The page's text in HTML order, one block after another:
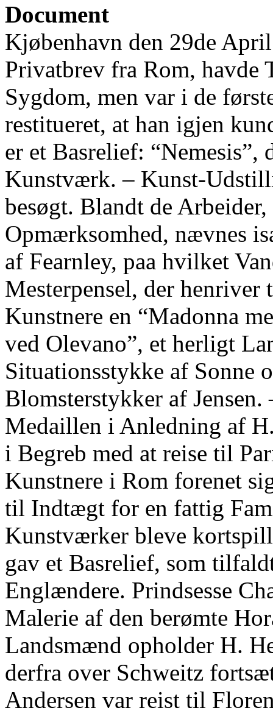
Document
Kjøbenhavn den 29de
Privatbrev fra Rom, havde
Sygdom, men var i de
restitueret, at han igjen
er et Basrelief:
Kunstværk. ‒ Kunst-
besøgt. Blandt de
Opmærksomhed, nævnes
af Fearnley, paa hvilket
Mesterpensel, der
Kunstnere en “Madonna
ved Olevano”, et herligt
Situationsstykke af Sonne
Blomsterstykker af
Medaillen i Anledning af
i Begreb med at reise til
Kunstnere i Rom forenet
til Indtægt for en fattig
Kunstværker bleve
gav et Basrelief, som
Englændere. Prindsesse
Malerie af den berømte
Landsmænd opholder H.
derfra over Schweitz
Andersen var reist til